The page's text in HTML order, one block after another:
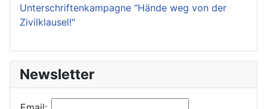
Unterschriftenkampagne "Hände weg von der
Zivilklausel!"
Newsletter